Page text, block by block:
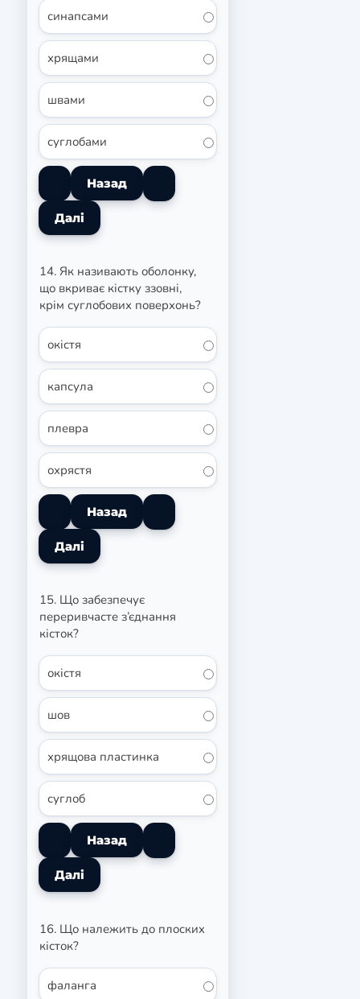
синапсами
хрящами
швами
суглобами
14. Як називають оболонку,
що вкриває кістку ззовні,
крім суглобових поверхонь?
окістя
капсула
плевра
охрястя
15. Що забезпечує
переривчасте з’єднання
кісток?
окістя
шов
хрящова пластинка
суглоб
16. Що належить до плоских
кісток?
фаланга